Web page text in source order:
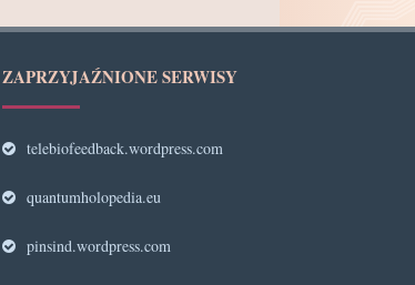
ZAPRZYJAŹNIONE SERWISY
telebiofeedback.wordpress.com
quantumholopedia.eu
pinsind.wordpress.com